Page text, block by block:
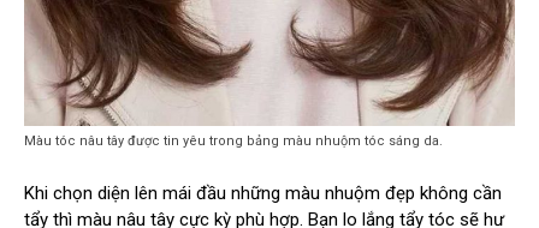
Màu tóc nâu tây được tin yêu trong bảng màu nhuộm tóc sáng da.
Khi chọn diện lên mái đầu những màu nhuộm đẹp không cần
tẩy thì màu nâu tây cực kỳ phù hợp. Bạn lo lắng tẩy tóc sẽ hư